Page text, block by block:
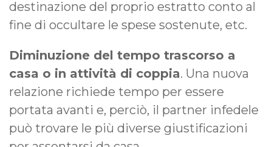
destinazione del proprio estratto conto al
fine di occultare le spese sostenute, etc.
Diminuzione del tempo trascorso a
casa o in attività di coppia. Una nuova
relazione richiede tempo per essere
portata avanti e, perciò, il partner infedele
può trovare le più diverse giustificazioni